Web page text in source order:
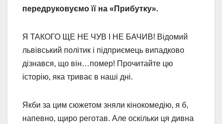
передруковуємо її на «Прибутку».
Я ТАКОГО ЩЕ НЕ ЧУВ І НЕ БАЧИВ! Відомий
львівський політик і підприємець випадково
дізнався, що він…помер! Прочитайте цю
історію, яка триває в наші дні.
Якби за цим сюжетом зняли кінокомедію, я б,
напевно, щиро реготав. Але оскільки ця дивна